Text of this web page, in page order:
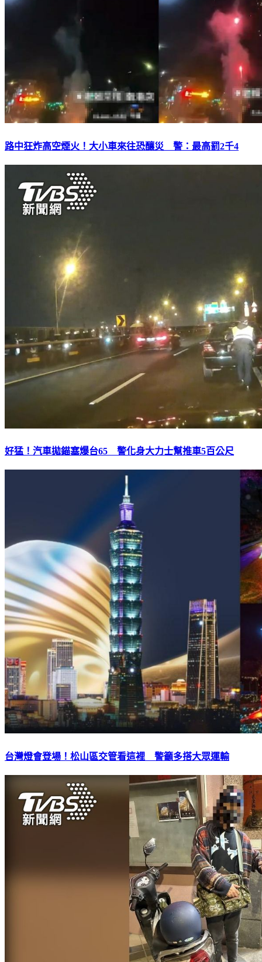
路中狂炸高空煙火！大小車來往恐釀災 警：最高罰2千4
好猛！汽車拋錨塞爆台65 警化身大力士幫推車5百公尺
台灣燈會登場！松山區交管看這裡 警籲多搭大眾運輸